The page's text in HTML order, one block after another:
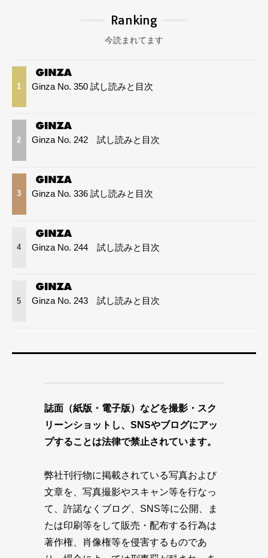
Ranking
今読まれてます
1 Ginza No. 350 試し読みと目次
2 Ginza No. 242 試し読みと目次
3 Ginza No. 336 試し読みと目次
4 Ginza No. 244 試し読みと目次
5 Ginza No. 243 試し読みと目次
誌面（紙版・電子版）などを撮影・スク
リーンショットし、SNSやブログにアッ
プすることは法律で禁止されています。
弊社刊行物に掲載されている写真および
文章を、写真撮影やスキャン等を行なっ
て、許諾なくブログ、SNS等に公開、ま
たは印刷等をして販売・配布する行為は
著作権、肖像権等を侵害するものであ